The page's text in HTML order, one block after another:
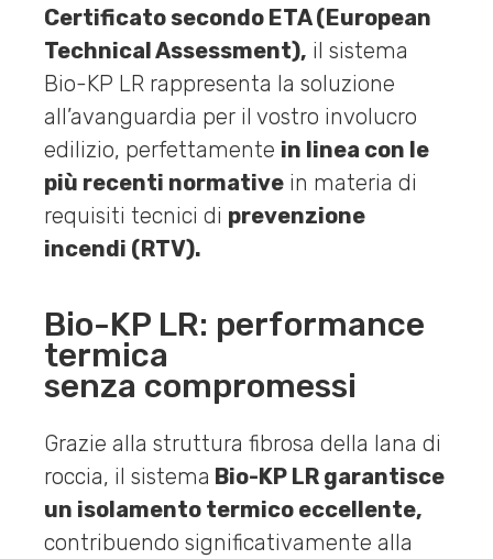
Certificato secondo ETA (European
Technical Assessment), il sistema
Bio-KP LR rappresenta la soluzione
all’avanguardia per il vostro involucro
edilizio, perfettamente in linea con le
più recenti normative in materia di
requisiti tecnici di prevenzione
incendi (RTV).
Bio-KP LR: performance
termica
senza compromessi
Grazie alla struttura fibrosa della lana di
roccia, il sistema Bio-KP LR garantisce
un isolamento termico eccellente,
contribuendo significativamente alla